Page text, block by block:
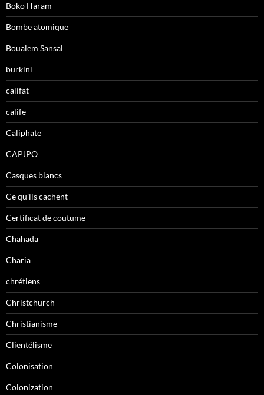
Boko Haram
Bombe atomique
Boualem Sansal
burkini
califat
calife
Caliphate
CAPJPO
Casques blancs
Ce qu'ils cachent
Certificat de coutume
Chahada
Charia
chrétiens
Christchurch
Christianisme
Clientélisme
Colonisation
Colonization